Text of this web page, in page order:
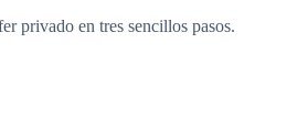
privado en tres sencillos pasos.